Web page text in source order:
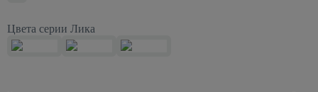
Цвета серии Лика